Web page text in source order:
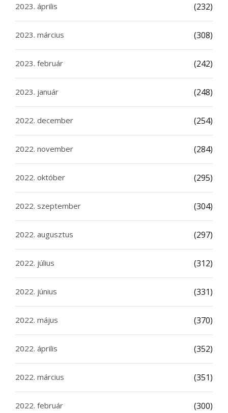
2023. április (232)
2023. március (308)
2023. február (242)
2023. január (248)
2022. december (254)
2022. november (284)
2022. október (295)
2022. szeptember (304)
2022. augusztus (297)
2022. július (312)
2022. június (331)
2022. május (370)
2022. április (352)
2022. március (351)
2022. február (300)